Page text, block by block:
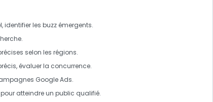
identifier les buzz émergents.
.
selon les régions.
évaluer la concurrence.
Google Ads.
pour atteindre un public qualifié.